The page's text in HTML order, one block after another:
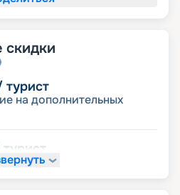
скидки
турист
на дополнительных
турист